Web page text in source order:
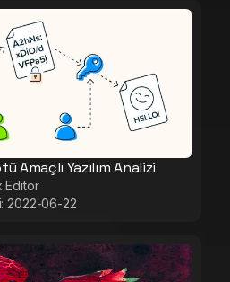
Amaçlı Yazılım Analizi
Editor
2022-06-22